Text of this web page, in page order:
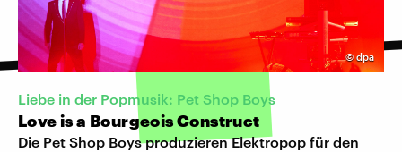
© dpa
Liebe in der Popmusik: Pet Shop Boys
Love is a Bourgeois Construct
Die Pet Shop Boys produzieren Elektropop für den